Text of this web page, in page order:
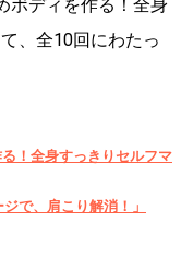
ボディを作る！全身
、全10回にわたっ
！全身すっきりセルフマ
で、肩こり解消！」